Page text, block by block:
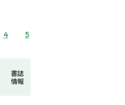
4 5
書誌
情報